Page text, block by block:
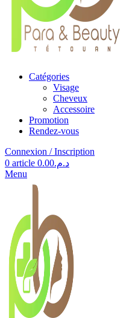
Catégories
Visage
Cheveux
Accessoire
Promotion
Rendez-vous
Connexion / Inscription
0 article د.م.0.00
Menu